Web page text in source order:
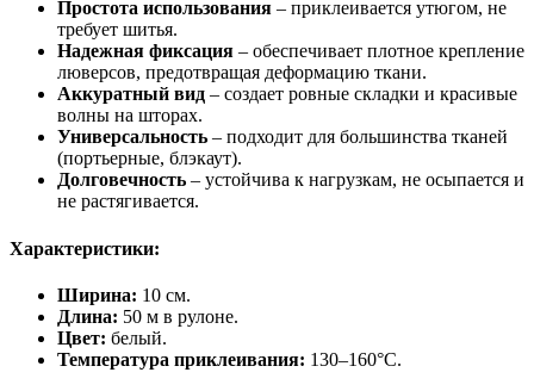
Простота использования – приклеивается утюгом, не
требует шитья.
Надежная фиксация – обеспечивает плотное крепление
люверсов, предотвращая деформацию ткани.
Аккуратный вид – создает ровные складки и красивые
волны на шторах.
Универсальность – подходит для большинства тканей
(портьерные, блэкаут).
Долговечность – устойчива к нагрузкам, не осыпается и
не растягивается.
Характеристики:
Ширина: 10 см.
Длина: 50 м в рулоне.
Цвет: белый.
Температура приклеивания: 130–160°C.